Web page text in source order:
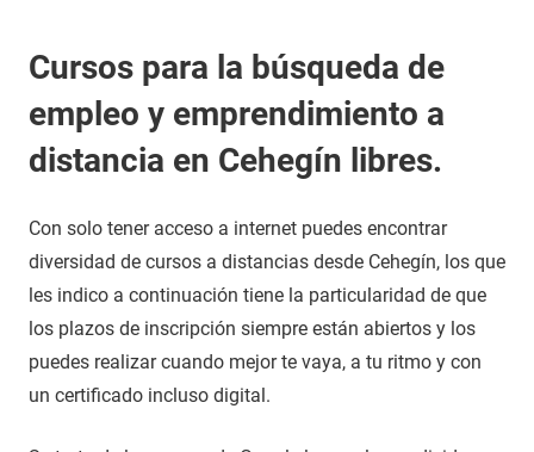
Cursos para la búsqueda de
empleo y emprendimiento a
distancia en Cehegín libres.
Con solo tener acceso a internet puedes encontrar
diversidad de cursos a distancias desde Cehegín, los que
les indico a continuación tiene la particularidad de que
los plazos de inscripción siempre están abiertos y los
puedes realizar cuando mejor te vaya, a tu ritmo y con
un certificado incluso digital.